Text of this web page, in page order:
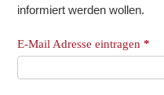
informiert werden wollen.
E-Mail Adresse eintragen*